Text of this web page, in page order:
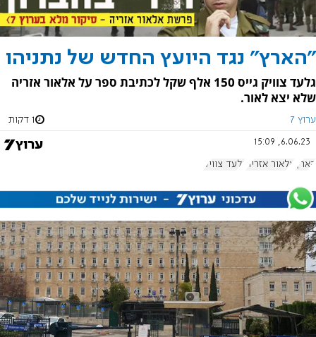
"הארץ" נגד היועץ החדש של נתניהו
גלעד צוויק גייס 150 אלף שקל לכתיבת ספר על אלאור אזריה
שלא יצא לאור.
ערוץ 7 1 דקות
6.06.23, 15:09
הארץ אלאור אזריה גלעד צוויק